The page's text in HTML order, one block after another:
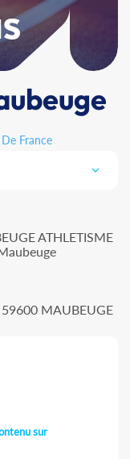
France
ATHLETISME
MAUBEUGE
sur